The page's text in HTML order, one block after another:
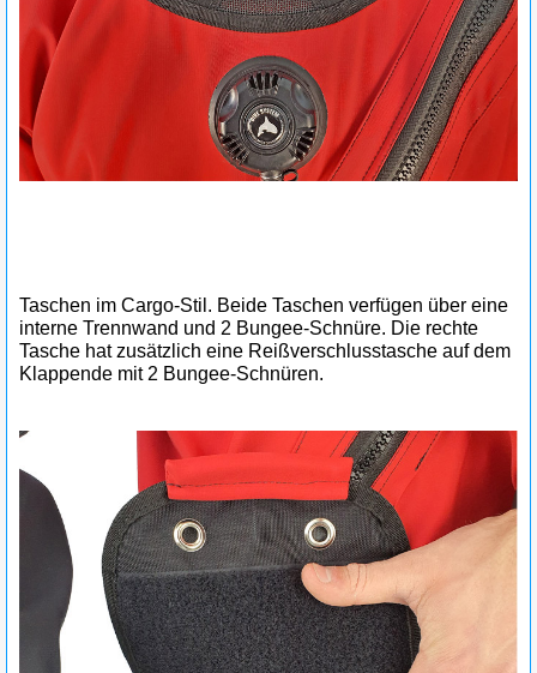
Taschen im Cargo-Stil. Beide Taschen verfügen über eine
interne Trennwand und 2 Bungee-Schnüre. Die rechte
Tasche hat zusätzlich eine Reißverschlusstasche auf dem
Klappende mit 2 Bungee-Schnüren.